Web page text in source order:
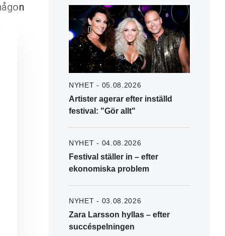
NYHET - 05.08.2026
Artister agerar efter inställd
festival: "Gör allt"
NYHET - 04.08.2026
Festival ställer in – efter
ekonomiska problem
NYHET - 03.08.2026
Zara Larsson hyllas – efter
succéspelningen